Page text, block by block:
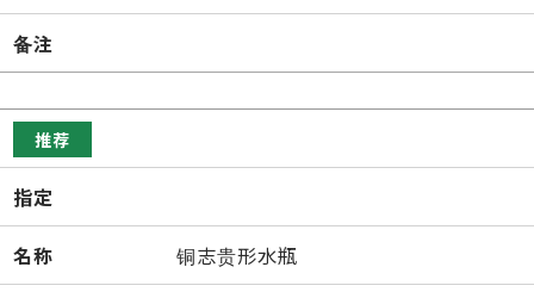
备注
推荐
指定
名称 铜志贵形水瓶